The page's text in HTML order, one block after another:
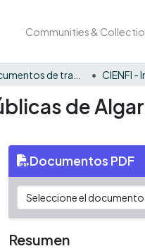
Communities &
de
Documentos PDF
Resumen